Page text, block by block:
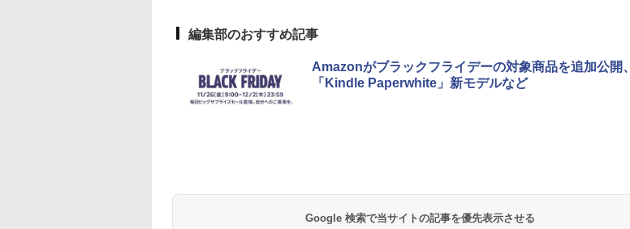
編集部のおすすめ記事
Amazonがブラックフライデーの対象商品を追加公開、
「Kindle Paperwhite」新モデルなど
Google 検索で当サイトの記事を優先表示させる